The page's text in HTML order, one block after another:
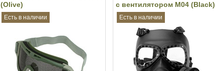
(Olive)
Есть в наличии
с вентилятором M04 (Black)
Есть в наличии